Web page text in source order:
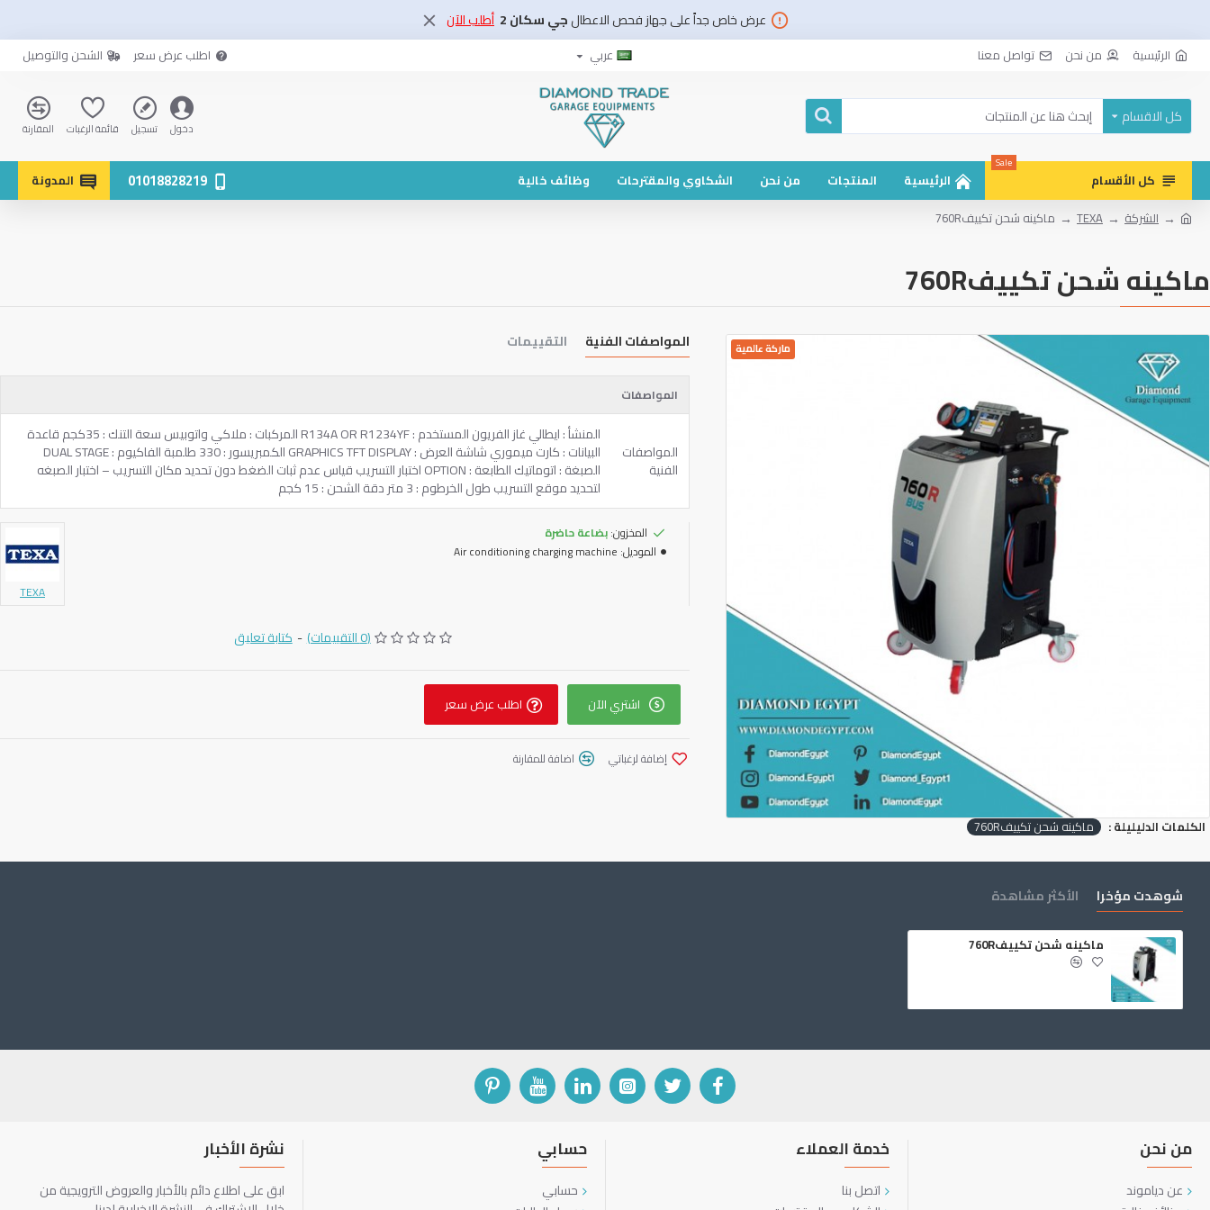
عرض خاص جداً على جهاز فحص الاعطالجي سكان 2 أطلب الآن
الرئيسية من نحن تواصل معنا عربي اطلب عرض سعر الشحن والتوصيل
كل الاقسام
دخول تسجيل قائمة الرغبات المقارنة
كل الأقسام
Sale
الرئيسية المنتجات من نحن الشكاوي والمقترحات وظائف خالية 01018828219
المدونة
الشركة
TEXA ماكينه شحن تكييف760R
ماكينه شحن تكييف760R
ماركة عالمية المواصفات الفنية التقييمات
المواصفات
المواصفات
الفنية
المنشأ : ايطالي غاز الفريون المستخدم : R134A OR R1234YF المركبات : ملاكي واتوبيس سعة التنك : 35كجم قاعدة
البيانات : كارت ميموري شاشة العرض : GRAPHICS TFT DISPLAY الكمبريسور : 330 طلمبة الفاكيوم : DUAL STAGE
الصبغة : اتوماتيك الطابعة : OPTION اختبار التسريب قياس عدم ثبات الضغط دون تحديد مكان التسريب – اختبار الصبغه
لتحديد موقع التسريب طول الخرطوم : 3 متر دقة الشحن : 15 كجم
المخزون:بضاعة حاضرة
الموديل: Air conditioning charging machine
TEXA
(0 التقييمات) - كتابة تعليق
اشتري الآن اطلب عرض سعر
إضافة لرغباتي اضافة للمقارنة
الكلمات الدليليلة : ماكينه شحن تكييف760R
شوهدت مؤخرا الأكثر مشاهدة
ماكينه شحن تكييف760R
من نحن
عن دياموند
خدمة العملاء
اتصل بنا
حسابي
حسابي
نشرة الأخبار
ابق على اطلاع دائم بالأخبار والعروض الترويجية من